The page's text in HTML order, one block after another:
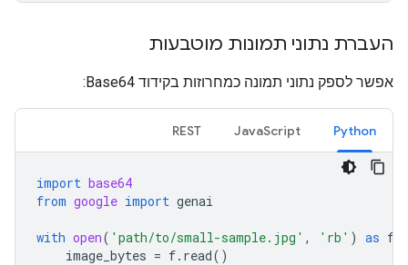
העברת נתוני תמונות מוטבעות
אפשר לספק נתוני תמונה כמחרוזות בקידוד Base64:
Python
JavaScript
REST
import base64
from google import genai
with open( 'path/to/small-sample.jpg' , 'rb' ) as f
image_bytes = f. read()